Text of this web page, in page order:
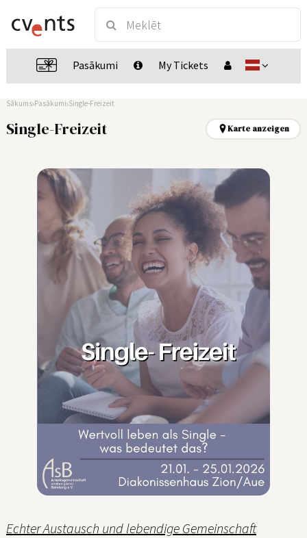
Pasākumi My Tickets
Sākums Pasākumi Single-Freizeit
Single-Freizeit Karte anzeigen
Echter Austausch und lebendige Gemeinschaft